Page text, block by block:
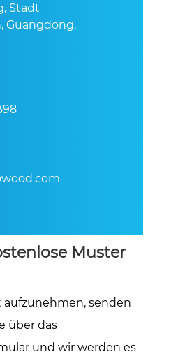
Stadt
Guangdong,
Muster
senden
über das
und wir werden es